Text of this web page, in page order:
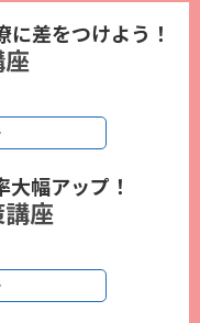
差をつけよう！
幅アップ！
座